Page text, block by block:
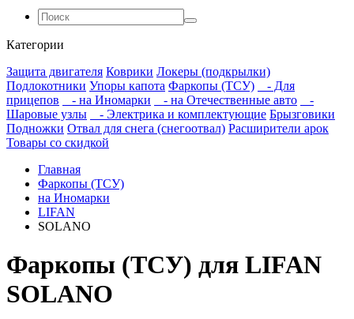
Категории
Защита двигателя Коврики Локеры (подкрылки)
Подлокотники Упоры капота Фаркопы (ТСУ)
- Для
прицепов
- на Иномарки - на Отечественные авто
-
Шаровые узлы
- Электрика и комплектующие Брызговики
Подножки Отвал для снега (снегоотвал) Расширители арок
Товары со скидкой
Главная
Фаркопы (ТСУ)
на Иномарки
LIFAN
SOLANO
Фаркопы (ТСУ) для LIFAN
SOLANO